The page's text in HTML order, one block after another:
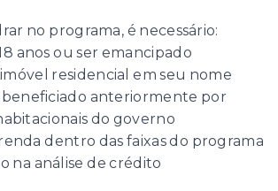
no programa, é necessário:
anos ou ser emancipado
residencial em seu nome
beneficiado anteriormente por
do governo
dentro das faixas do programa
na análise de crédito